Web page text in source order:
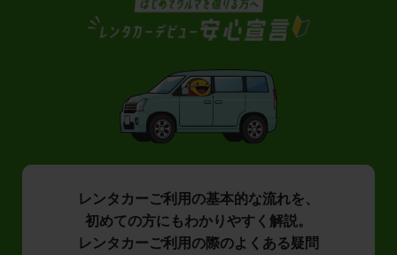
レンタカーご利用の基本的な流れを、
初めての方にもわかりやすく解説。
レンタカーご利用の際のよくある疑問